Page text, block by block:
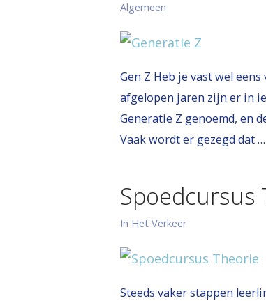
Algemeen
Gen Z Heb je vast wel
afgelopen jaren zijn er in
Generatie Z genoemd, en
Vaak wordt er gezegd dat …
Spoedcursus
In Het Verkeer
Steeds vaker stappen